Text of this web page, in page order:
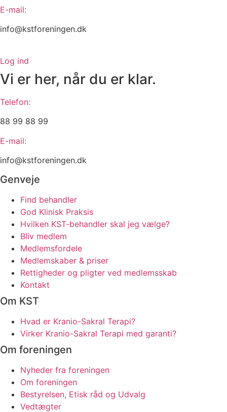
E-mail:
info@kstforeningen.dk
Log ind
Vi er her, når du er klar.
Telefon:
88 99 88 99
E-mail:
info@kstforeningen.dk
Genveje
Find behandler
God Klinisk Praksis
Hvilken KST-behandler skal jeg vælge?
Bliv medlem
Medlemsfordele
Medlemskaber & priser
Rettigheder og pligter ved medlemsskab
Kontakt
Om KST
Hvad er Kranio-Sakral Terapi?
Virker Kranio-Sakral Terapi med garanti?
Om foreningen
Nyheder fra foreningen
Om foreningen
Bestyrelsen, Etisk råd og Udvalg
Vedtægter